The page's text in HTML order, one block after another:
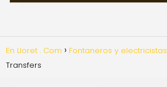
En Lloret . Com Fontaneros y electricistas
Transfers